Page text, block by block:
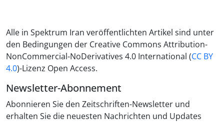
Alle in Spektrum Iran veröffentlichten Artikel sind unter
den Bedingungen der Creative Commons Attribution-
NonCommercial-NoDerivatives 4.0 International (CC BY
4.0)-Lizenz Open Access.
Newsletter-Abonnement
Abonnieren Sie den Zeitschriften-Newsletter und
erhalten Sie die neuesten Nachrichten und Updates